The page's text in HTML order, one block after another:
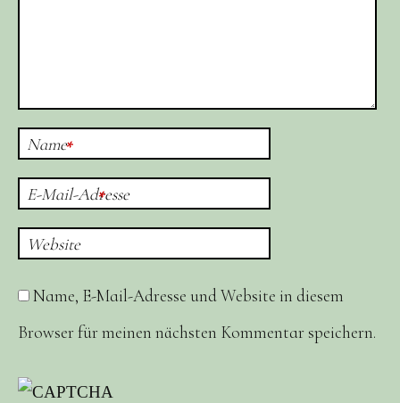
Name*
E-Mail-Adresse
*
Website
Name, E-Mail-Adresse und Website in diesem
Browser für meinen nächsten Kommentar speichern.